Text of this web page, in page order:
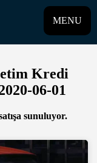
MENU
Kredi
06-01
sunuluyor.